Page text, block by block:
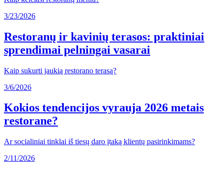
3/23/2026
Restoranų ir kavinių terasos: praktiniai
sprendimai pelningai vasarai
Kaip sukurti jaukią restorano terasą?
3/6/2026
Kokios tendencijos vyrauja 2026 metais
restorane?
Ar socialiniai tinklai iš tiesų daro įtaką klientų pasirinkimams?
2/11/2026